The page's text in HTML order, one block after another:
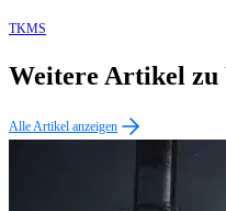
TKMS
Weitere Artikel
Alle Artikel anzeigen